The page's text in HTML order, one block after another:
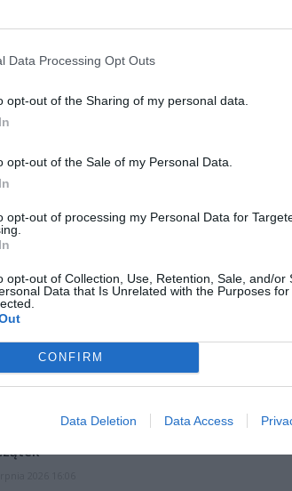
Data Processing Opt Outs
opt-out of the Sharing of my personal data.
opt-out of the Sale of my Personal Data.
opt-out of processing my Personal Data for
opt-out of Collection, Use, Retention, Sale, and/or
Data that Is Unrelated with the Purposes
CONFIRM
Data Deletion Data Access
informację o minimalnym i maksymalnym
będą mogli podać albo jedną, stałą stawkę
przecenił hit do kuchni. Air fryer tańszy aż o